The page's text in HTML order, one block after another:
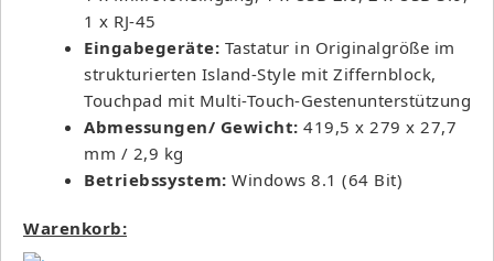
1 x RJ-45
Eingabegeräte: Tastatur in Originalgröße im
strukturierten Island-Style mit Ziffernblock,
Touchpad mit Multi-Touch-Gestenunterstützung
Abmessungen/ Gewicht: 419,5 x 279 x 27,7
mm / 2,9 kg
Betriebssystem: Windows 8.1 (64 Bit)
Warenkorb: